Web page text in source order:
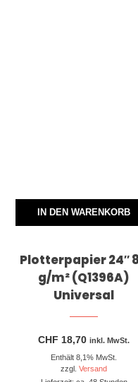
IN DEN WARENKORB
Plotterpapier 24″
g/m² (Q1396A)
Universal
CHF 18,70 inkl. MwSt.
Enthält 8,1% MwSt.
zzgl.Versand